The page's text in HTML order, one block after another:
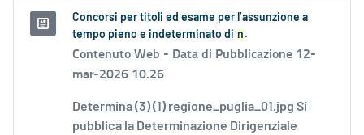
Concorsi per titoli ed esame per l’assunzione a
tempo pieno e indeterminato di n .
Contenuto Web - Data di Pubblicazione 12-
mar-2026 10.26
Determina (3) (1) regione_puglia_01.jpg Si
pubblica la Determinazione Dirigenziale